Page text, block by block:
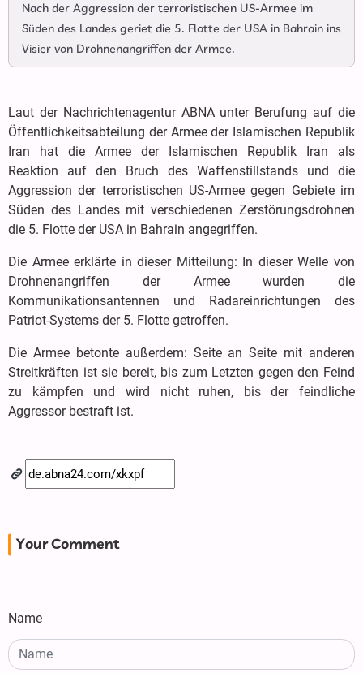
Nach der Aggression der terroristischen US-Armee im
Süden des Landes geriet die 5. Flotte der USA in Bahrain ins
Visier von Drohnenangriffen der Armee.
Laut der Nachrichtenagentur ABNA unter Berufung auf die
Öffentlichkeitsabteilung der Armee der Islamischen Republik
Iran hat die Armee der Islamischen Republik Iran als
Reaktion auf den Bruch des Waffenstillstands und die
Aggression der terroristischen US-Armee gegen Gebiete im
Süden des Landes mit verschiedenen Zerstörungsdrohnen
die 5. Flotte der USA in Bahrain angegriffen.
Die Armee erklärte in dieser Mitteilung: In dieser Welle von
Drohnenangriffen der Armee wurden die
Kommunikationsantennen und Radareinrichtungen des
Patriot-Systems der 5. Flotte getroffen.
Die Armee betonte außerdem: Seite an Seite mit anderen
Streitkräften ist sie bereit, bis zum Letzten gegen den Feind
zu kämpfen und wird nicht ruhen, bis der feindliche
Aggressor bestraft ist.
Your Comment
Name